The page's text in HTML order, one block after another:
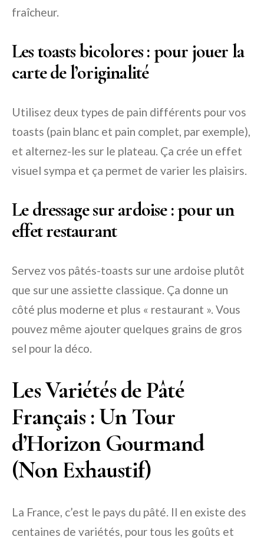
fraîcheur.
Les toasts bicolores : pour jouer la
carte de l’originalité
Utilisez deux types de pain différents pour vos
toasts (pain blanc et pain complet, par exemple),
et alternez-les sur le plateau. Ça crée un effet
visuel sympa et ça permet de varier les plaisirs.
Le dressage sur ardoise : pour un
effet restaurant
Servez vos pâtés-toasts sur une ardoise plutôt
que sur une assiette classique. Ça donne un
côté plus moderne et plus « restaurant ». Vous
pouvez même ajouter quelques grains de gros
sel pour la déco.
Les Variétés de Pâté
Français : Un Tour
d’Horizon Gourmand
(Non Exhaustif)
La France, c’est le pays du pâté. Il en existe des
centaines de variétés, pour tous les goûts et